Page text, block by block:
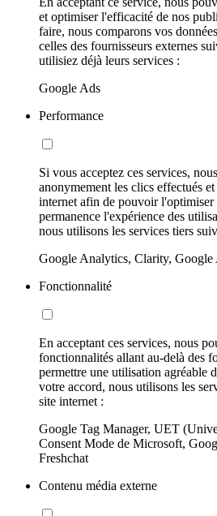
et optimiser l'efficacité de nos
faire, nous comparons vos
celles des fournisseurs externes
utilisiez déjà leurs services :
Google Ads
Performance
Si vous acceptez ces services,
anonymement les clics effectués
internet afin de pouvoir l'optimiser
permanence l'expérience des
nous utilisons les services tiers
Google Analytics, Clarity,
Fonctionnalité
En acceptant ces services, nous
fonctionnalités allant au-delà des
permettre une utilisation agréable
votre accord, nous utilisons les
site internet :
Google Tag Manager, UET
Consent Mode de Microsoft,
Freshchat
Contenu média externe